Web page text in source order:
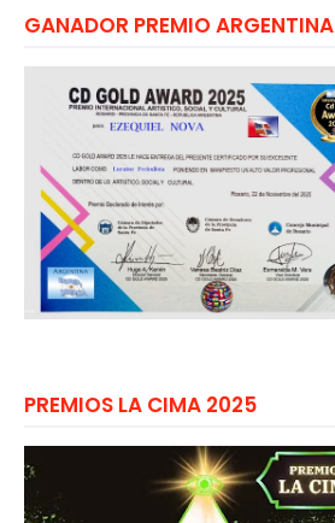
GANADOR PREMIO ARGENTINA
PREMIOS LA CIMA 2025